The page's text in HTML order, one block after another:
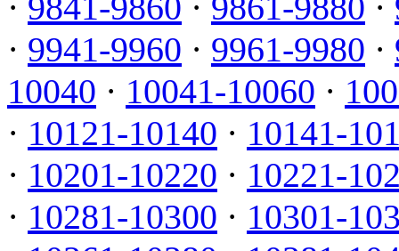
· 9941-9960 · 9961-9980 ·
10040 · 10041-10060 ·
· 10121-10140 · 10141-
· 10201-10220 · 10221-
· 10281-10300 · 10301-